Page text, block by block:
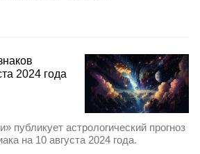
2024 года
публикует астрологический прогноз
на 10 августа 2024 года.